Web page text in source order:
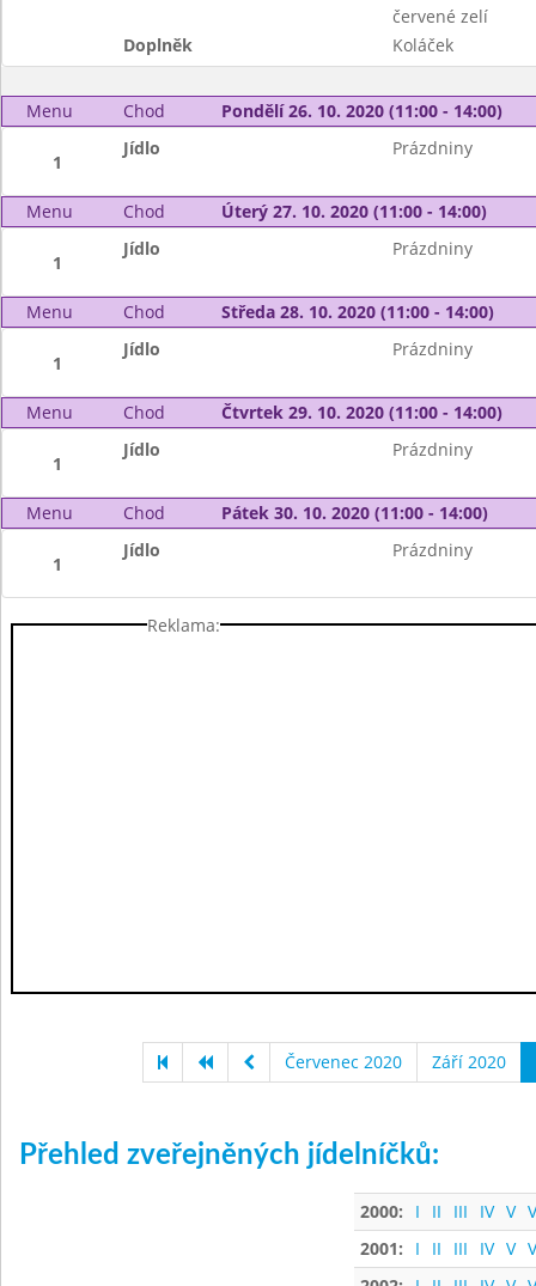
červené zelí
Doplněk
Koláček
Menu Chod Pondělí 26. 10. 2020 (11:00 - 14:00)
1
Jídlo Prázdniny
Menu Chod Úterý 27. 10. 2020 (11:00 - 14:00)
1
Jídlo Prázdniny
Menu Chod Středa 28. 10. 2020 (11:00 - 14:00)
1
Jídlo Prázdniny
Menu Chod Čtvrtek 29. 10. 2020 (11:00 - 14:00)
1
Jídlo Prázdniny
Menu Chod Pátek 30. 10. 2020 (11:00 - 14:00)
1
Jídlo Prázdniny
Reklama:
Červenec 2020 Září 2020
Přehled zveřejněných jídelníčků:
2000: I II III IV V
2001:
I II III IV V